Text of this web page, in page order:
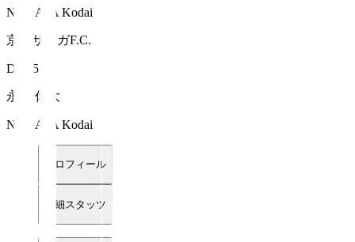
NAGATA Kodai
京都サンガF.C.
DF 15
永田 倖大
NAGATA Kodai
プロフィール
詳細スタッツ